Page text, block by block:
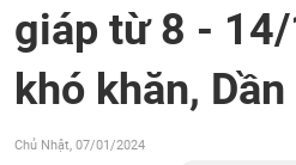
giáp từ 8 -
khó khăn,
Chủ Nhật, 07/01/2024